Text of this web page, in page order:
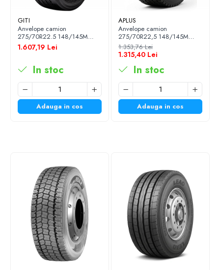
parcursul anului.
GITI
Anvelope camion
275/70R22.5 148/145M
(152/148J) GITI GSR225 TL
3PMSF 16PR
1.607,19 Lei
In stoc
Adauga in cos
APLUS
Anvelope camion
275/70R22,5 148/145M
APLUS D801 16PR TL M+S
3PMSF
1.353,76 Lei
1.315,40 Lei
In stoc
Adauga in cos